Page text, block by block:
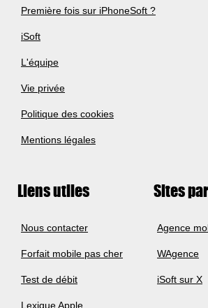
Première fois sur iPhoneSoft ?
iSoft
L'équipe
Vie privée
Politique des cookies
Mentions légales
Liens utiles
Nous contacter
Forfait mobile pas cher
Test de débit
Lexique Apple
Sites
Agence
WAgence
iSoft sur X